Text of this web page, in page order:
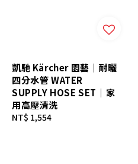
凱馳 Kärcher 園藝｜耐曬
四分水管 WATER
SUPPLY HOSE SET｜家
用高壓清洗
Regular
NT$ 1,554